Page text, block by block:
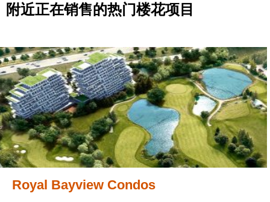
附近正在销售的热门楼花项目
Royal Bayview Condos